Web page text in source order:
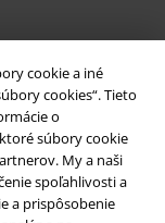
cookie a iné
cookies“. Tieto
o
súbory cookie
My a naši
spoľahlivosti a
a prispôsobenie